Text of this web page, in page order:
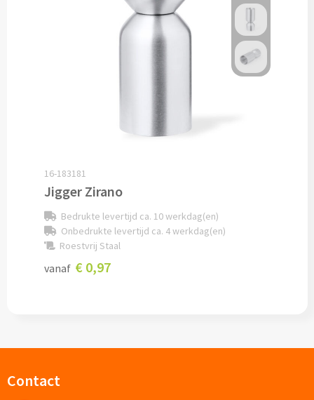
Pepernoten & Strooigoed
Houten balpennen bedrukken
Touchpennen bedrukken
Luxe pennen bedrukken
Alle schrijfwaren & pennen
Potloden bedrukken
Markeerstiften bedrukken
16-183181
Jigger Zirano
Bedrukte levertijd ca. 10 werkdag(en)
Onbedrukte levertijd ca. 4 werkdag(en)
Roestvrij Staal
vanaf € 0,97
Contact